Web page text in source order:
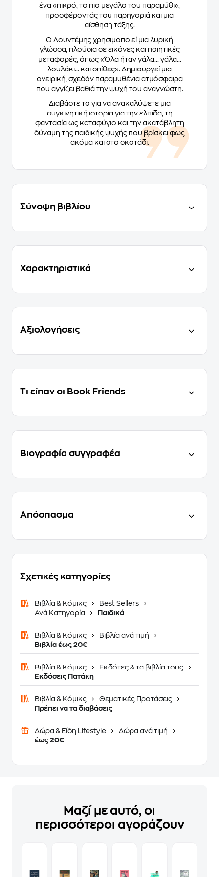
ένα «πικρό, το πιο µεγάλο του παραµύθι»,
προσφέροντάς του παρηγοριά και μια
αίσθηση τάξης.
Ο Λουντέμης χρησιμοποιεί μια λυρική
γλώσσα, πλούσια σε εικόνες και ποιητικές
μεταφορές, όπως «Όλα ήταν γάλα... γάλα...
λουλάκι... και σπίθες». Δημιουργεί μια
ονειρική, σχεδόν παραμυθένια ατμόσφαιρα
που αγγίζει βαθιά την ψυχή του αναγνώστη.
Διαβάστε το για να ανακαλύψετε μια
συγκινητική ιστορία για την ελπίδα, τη
φαντασία ως καταφύγιο και την ακατάβλητη
δύναμη της παιδικής ψυχής που βρίσκει φως
ακόμα και στο σκοτάδι.
Σύνοψη βιβλίου
Χαρακτηριστικά
Αξιολογήσεις
Τι είπαν οι Book Friends
Βιογραφία συγγραφέα
Απόσπασμα
Σχετικές κατηγορίες
Βιβλία & Κόμικς
Best Sellers
Ανά Κατηγορία
Παιδικά
Βιβλία & Κόμικς
Βιβλία ανά τιμή
Βιβλία έως 20€
Βιβλία & Κόμικς
Εκδότες & τα βιβλία τους
Εκδόσεις Πατάκη
Βιβλία & Κόμικς
Θεματικές Προτάσεις
Πρέπει να τα διαβάσεις
Δώρα & Είδη Lifestyle
Δώρα ανά τιμή
έως 20€
Μαζί με αυτό, οι
περισσότεροι αγοράζουν